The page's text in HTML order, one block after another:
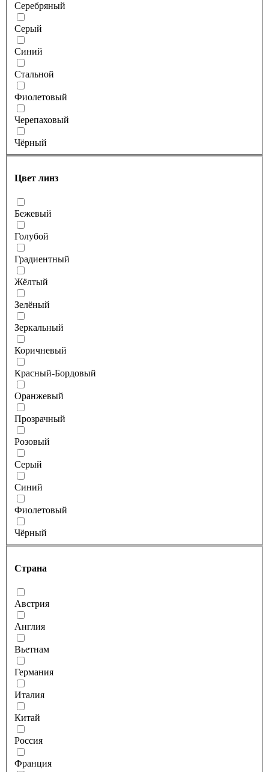
Серебряный
Серый
Синий
Стальной
Фиолетовый
Черепаховый
Чёрный
Цвет линз
Бежевый
Голубой
Градиентный
Жёлтый
Зелёный
Зеркальный
Коричневый
Красный-Бордовый
Оранжевый
Прозрачный
Розовый
Серый
Синий
Фиолетовый
Чёрный
Страна
Австрия
Англия
Вьетнам
Германия
Италия
Китай
Россия
Франция